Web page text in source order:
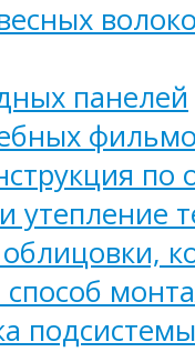
панелей
утепление